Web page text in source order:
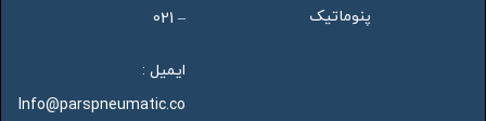
پنوماتیک
– 021
ایمیل :
Info@parspneumatic.co